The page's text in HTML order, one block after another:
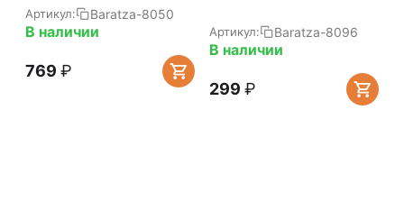
Артикул: Baratza-8050
В наличии
‍769‍ ₽
Артикул: Baratza-8096
В наличии
‍299‍ ₽